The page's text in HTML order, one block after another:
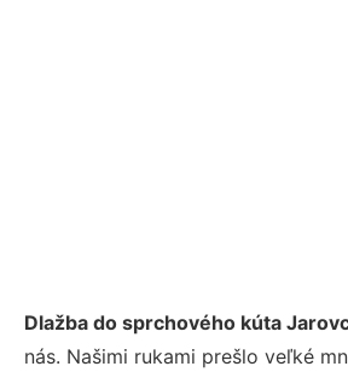
Dlažba do sprchového kúta
nás. Našimi rukami prešlo veľké